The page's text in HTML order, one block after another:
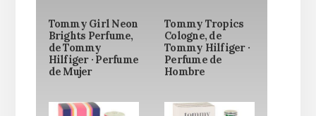
Tommy Girl Neon
Brights Perfume,
de Tommy
Hilfiger · Perfume
de Mujer
Tommy Tropics
Cologne, de
Tommy Hilfiger ·
Perfume de
Hombre